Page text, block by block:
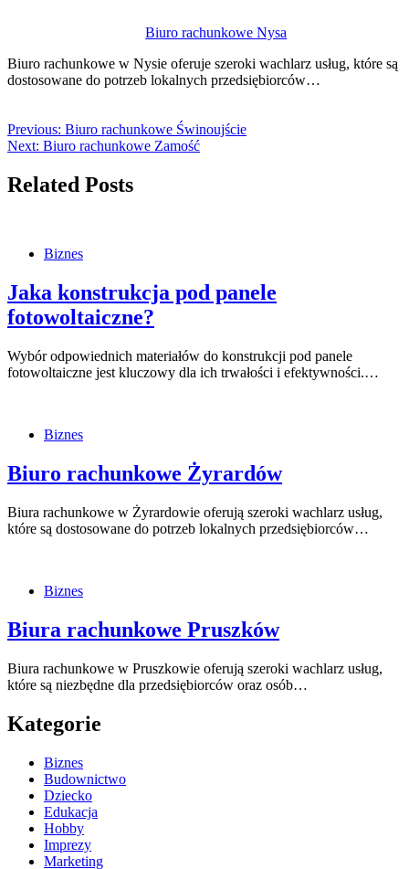
Biuro rachunkowe Nysa
Biuro rachunkowe w Nysie oferuje szeroki wachlarz usług, które są
dostosowane do potrzeb lokalnych przedsiębiorców…
Previous: Biuro rachunkowe Świnoujście
Next: Biuro rachunkowe Zamość
Related Posts
Biznes
Jaka konstrukcja pod panele
fotowoltaiczne?
Wybór odpowiednich materiałów do konstrukcji pod panele
fotowoltaiczne jest kluczowy dla ich trwałości i efektywności.…
Biznes
Biuro rachunkowe Żyrardów
Biura rachunkowe w Żyrardowie oferują szeroki wachlarz usług,
które są dostosowane do potrzeb lokalnych przedsiębiorców…
Biznes
Biura rachunkowe Pruszków
Biura rachunkowe w Pruszkowie oferują szeroki wachlarz usług,
które są niezbędne dla przedsiębiorców oraz osób…
Kategorie
Biznes
Budownictwo
Dziecko
Edukacja
Hobby
Imprezy
Marketing